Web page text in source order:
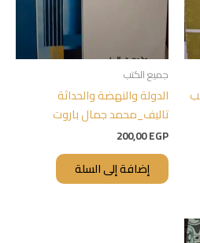
جميع الكتب
الدولة والنهضة والحداثة
تاليف_محمد جمال باروت
200,00EGP
إضافة إلى السلة